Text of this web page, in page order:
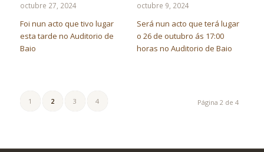
octubre 27, 2024
Foi nun acto que tivo lugar
esta tarde no Auditorio de
Baio
octubre 9, 2024
Será nun acto que terá lugar
o 26 de outubro ás 17:00
horas no Auditorio de Baio
Página 2 de 4
1 2 3 4